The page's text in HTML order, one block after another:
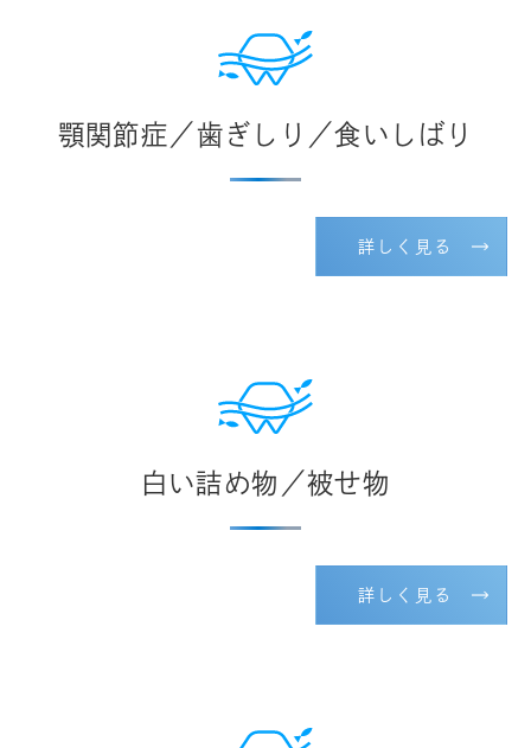
顎関節症／歯ぎしり／食いしばり
詳しく見る
白い詰め物／被せ物
詳しく見る